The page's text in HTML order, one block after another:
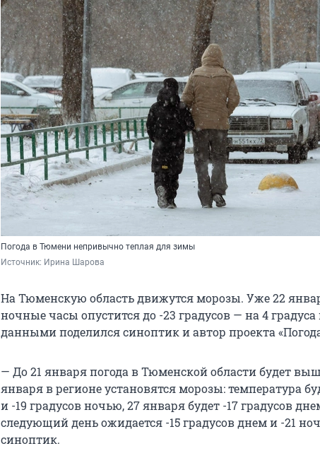
Погода в Тюмени непривычно теплая для зимы
Источник: Ирина Шарова
На Тюменскую область движутся морозы. Уже 22
ночные часы опустится до -23 градусов — на 4
данными поделился синоптик и автор проекта
— До 21 января погода в Тюменской области будет
января в регионе установятся морозы: температура
и -19 градусов ночью, 27 января будет -17 градусов
следующий день ожидается -15 градусов днем и -21
синоптик.